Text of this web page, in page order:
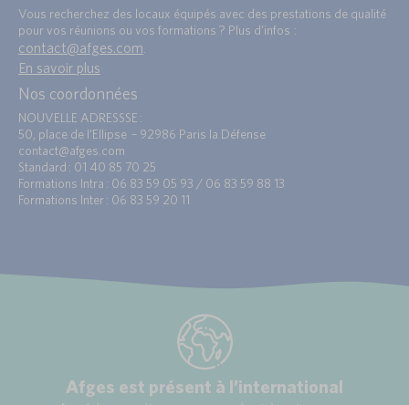
Vous recherchez des locaux équipés avec des prestations de qualité
pour vos réunions ou vos formations ? Plus d’infos :
contact@afges.com
En savoir plus
Nos coordonnées
NOUVELLE ADRESSSE :
50, place de l’Ellipse – 92986 Paris la Défense
contact@afges.com
Standard : 01 40 85 70 25
Formations Intra : 06 83 59 05 93 / 06 83 59 88 13
Formations Inter : 06 83 59 20 11
Afges est présent à l’international